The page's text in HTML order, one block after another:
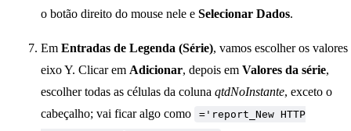
o botão direito do mouse nele e Selecionar Dados.
Em Entradas de Legenda (Série), vamos escolher os valores
eixo Y. Clicar em Adicionar, depois em Valores da série,
escolher todas as células da coluna qtdNoInstante, exceto o
cabeçalho; vai ficar algo como
='report_New HTTP